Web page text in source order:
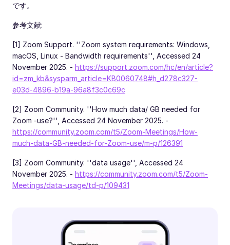
です。
参考文献:
[1] Zoom Support. ''Zoom system requirements: Windows,
macOS, Linux - Bandwidth requirements'', Accessed 24
November 2025. - https://support.zoom.com/hc/en/article?
id=zm_kb&sysparm_article=KB0060748#h_d278c327-
e03d-4896-b19a-96a8f3c0c69c
[2] Zoom Community. ''How much data/ GB needed for
Zoom -use?'', Accessed 24 November 2025. -
https://community.zoom.com/t5/Zoom-Meetings/How-
much-data-GB-needed-for-Zoom-use/m-p/126391
[3] Zoom Community. ''data usage'', Accessed 24
November 2025. - https://community.zoom.com/t5/Zoom-
Meetings/data-usage/td-p/109431